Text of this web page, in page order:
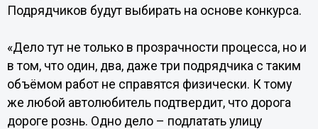
Подрядчиков будут выбирать на основе конкурса.
«Дело тут не только в прозрачности процесса, но и
в том, что один, два, даже три подрядчика с таким
объёмом работ не справятся физически. К тому
же любой автолюбитель подтвердит, что дорога
дороге рознь. Одно дело – подлатать улицу